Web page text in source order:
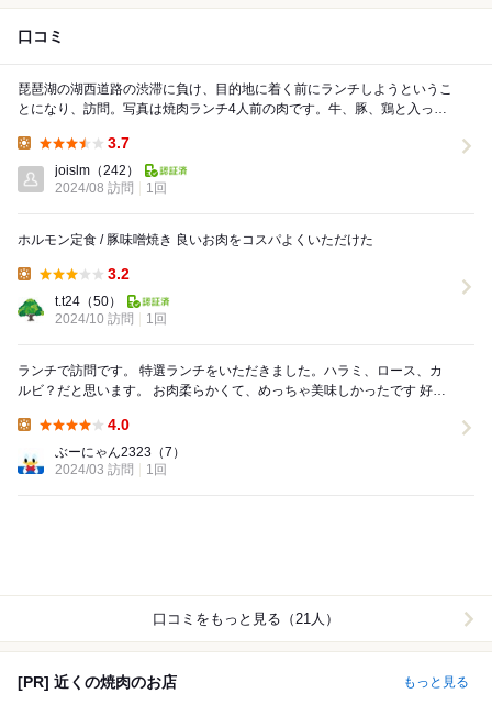
口コミ
琵琶湖の湖西道路の渋滞に負け、目的地に着く前にランチしようというこ
とになり、訪問。写真は焼肉ランチ4人前の肉です。牛、豚、鶏と入って
3.7
joislm （242）
2024/08 訪問
1回
ホルモン定食 / 豚味噌焼き 良いお肉をコスパよくいただけた
3.2
t.t24 （50）
2024/10 訪問
1回
ランチで訪問です。 特選ランチをいただきました。ハラミ、ロース、カ
ルビ？だと思います。 お肉柔らかくて、めっちゃ美味しかったです 好み
4.0
ぶーにゃん2323 （7）
2024/03 訪問
1回
口コミをもっと見る（21人）
[PR] 近くの焼肉のお店 もっと見る